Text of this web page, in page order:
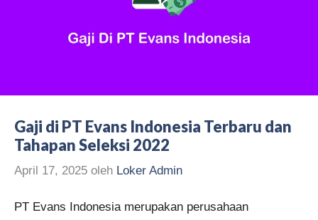
Gaji di PT Evans Indonesia Terbaru dan
Tahapan Seleksi 2022
April 17, 2025 oleh Loker Admin
PT Evans Indonesia merupakan perusahaan